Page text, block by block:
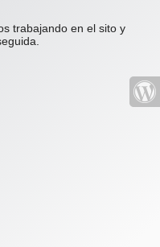
trabajando en el sito y